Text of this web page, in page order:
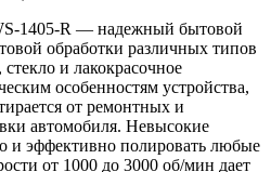
1405-R — надежный бытовой
обработки различных типов
и лакокрасочное
особенностям устройства,
от ремонтных и
автомобиля. Невысокие
и эффективно полировать любые
от 1000 до 3000 об/мин дает